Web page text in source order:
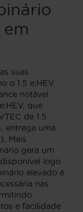
suas
o 1.5 e:HEV
notável
que
de 1.5
entrega uma
Mais
gera um
logo
elevado é
nas
e facilidade